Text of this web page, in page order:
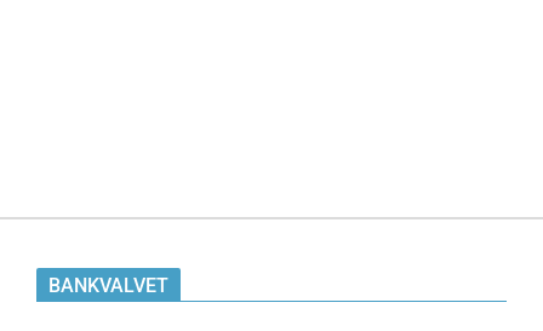
BANKVALVET